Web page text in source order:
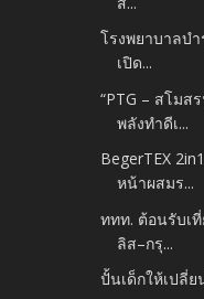
โรงพยาบาลบ
เปิด...
“PTG – สโมส
พลังทำดีเ...
BegerTEX
หน้าผสมร...
ททท. ต้อนรับเ
ลิส–กรุ...
ปั้นเด็กให้เปลี่